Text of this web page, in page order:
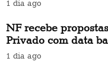
1 dia ago
NF recebe
Privado com data
1 dia ago